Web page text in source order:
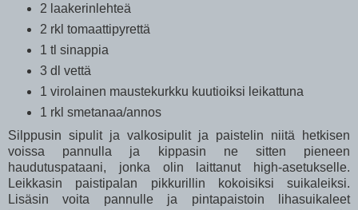
2 laakerinlehteä
2 rkl tomaattipyrettä
1 tl sinappia
3 dl vettä
1 virolainen maustekurkku kuutioiksi leikattuna
1 rkl smetanaa/annos
Silppusin sipulit ja valkosipulit ja paistelin niitä hetkisen
voissa pannulla ja kippasin ne sitten pieneen
haudutuspataani, jonka olin laittanut high-asetukselle.
Leikkasin paistipalan pikkurillin kokoisiksi suikaleiksi.
Lisäsin voita pannulle ja pintapaistoin lihasuikaleet